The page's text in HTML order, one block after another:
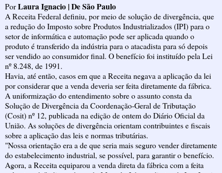
PorLaura Ignacio | De São Paulo
A Receita Federal definiu, por meio de solução de divergência, que
a redução do Imposto sobre Produtos Industrializados (IPI) para o
setor de informática e automação pode ser aplicada quando o
produto é transferido da indústria para o atacadista para só depois
ser vendido ao consumidor final. O benefício foi instituído pela Lei
nº 8.248, de 1991.
Havia, até então, casos em que a Receita negava a aplicação da lei
por considerar que a venda deveria ser feita diretamente da fábrica.
A uniformização do entendimento sobre o assunto consta da
Solução de Divergência da Coordenação-Geral de Tributação
(Cosit) nº 12, publicada na edição de ontem do Diário Oficial da
União. As soluções de divergência orientam contribuintes e fiscais
sobre a aplicação das leis e normas tributárias.
"Nossa orientação era a de que seria mais seguro vender diretamente
do estabelecimento industrial, se possível, para garantir o benefício.
Agora, a Receita equiparou a venda direta da fábrica com a feita